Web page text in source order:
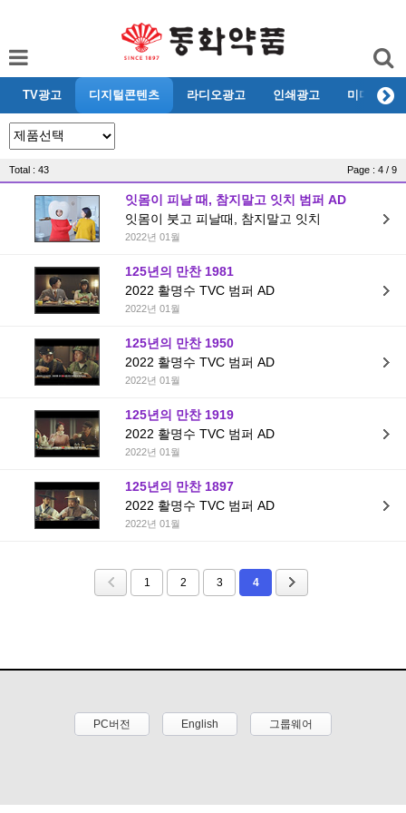
TV광고 디지털콘텐츠 라디오광고 인쇄광고 미디어리뷰
Total : 43 Page : 4 / 9
잇몸이 피날 때, 참지말고 잇치 범퍼 AD
잇몸이 붓고 피날때, 참지말고 잇치
2022년 01월
125년의 만찬 1981
2022 활명수 TVC 범퍼 AD
2022년 01월
125년의 만찬 1950
2022 활명수 TVC 범퍼 AD
2022년 01월
125년의 만찬 1919
2022 활명수 TVC 범퍼 AD
2022년 01월
125년의 만찬 1897
2022 활명수 TVC 범퍼 AD
2022년 01월
1 2 3 4
PC버전 English 그룹웨어